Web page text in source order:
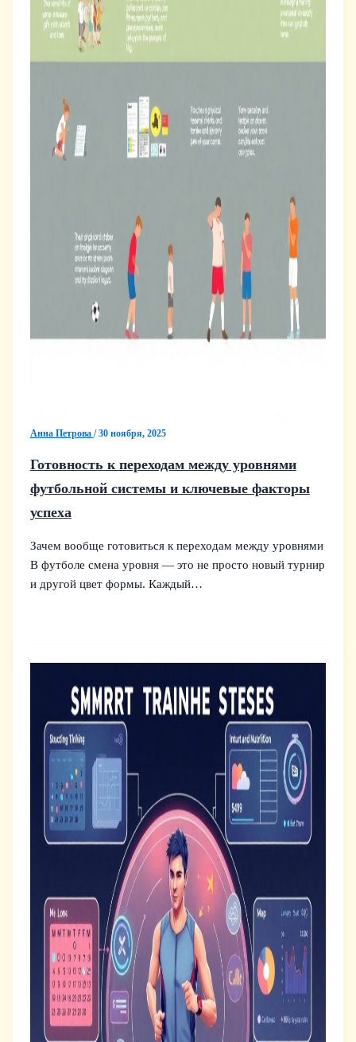
Анна Петрова /30 ноября, 2025
Готовность к переходам между уровнями
футбольной системы и ключевые факторы
успеха
Зачем вообще готовиться к переходам между уровнями
В футболе смена уровня — это не просто новый турнир
и другой цвет формы. Каждый…